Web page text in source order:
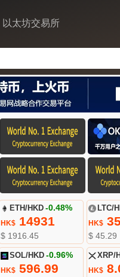
以太坊交易所
ETH/HKD -0.48%
HK$ 14931
$ 1916.45
LTC/
HK$
$ 45.29
SOL/HKD -0.96%
HK$ 596.99
XRP/
HK$